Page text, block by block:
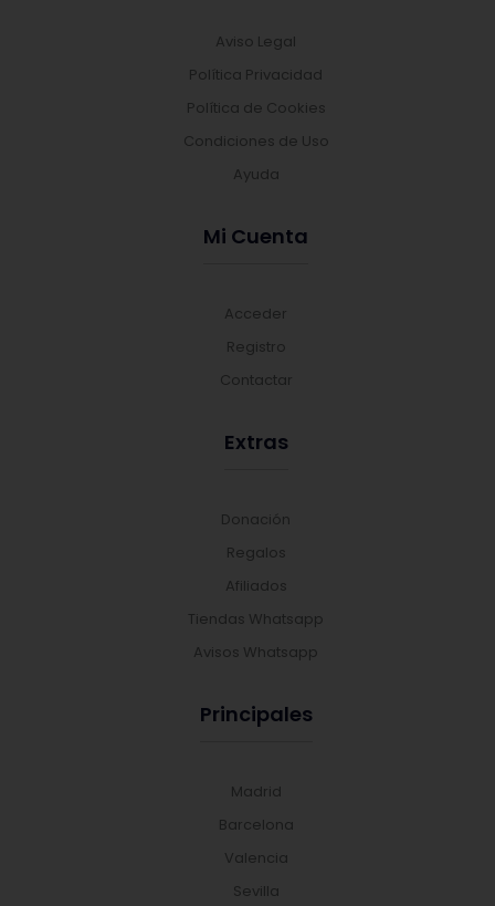
Aviso Legal
Política Privacidad
Política de Cookies
Condiciones de Uso
Ayuda
Mi Cuenta
Acceder
Registro
Contactar
Extras
Donación
Regalos
Afiliados
Tiendas Whatsapp
Avisos Whatsapp
Principales
Madrid
Barcelona
Valencia
Sevilla